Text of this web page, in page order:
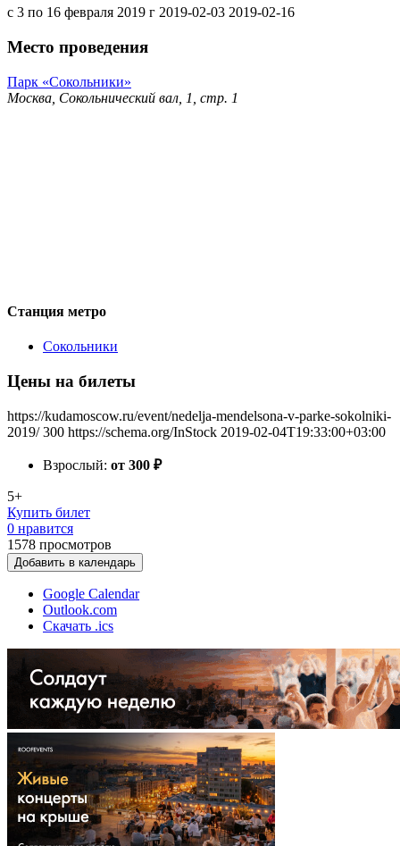
с 3 по 16 февраля 2019 г 2019-02-03 2019-02-16
Место проведения
Парк «Сокольники»
Москва, Сокольнический вал, 1, стр. 1
Станция метро
Сокольники
Цены на билеты
https://kudamoscow.ru/event/nedelja-mendelsona-v-parke-sokolniki-
2019/ 300 https://schema.org/InStock 2019-02-04T19:33:00+03:00
Взрослый: от 300 ₽
5+
Купить билет
0 нравится
1578 просмотров
Добавить в календарь
Google Calendar
Outlook.com
Скачать .ics